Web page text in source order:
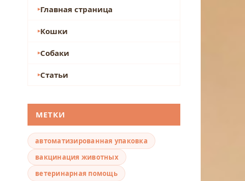
Главная страница
Кошки
Собаки
Статьи
МЕТКИ
автоматизированная упаковка
вакцинация животных
ветеринарная помощь